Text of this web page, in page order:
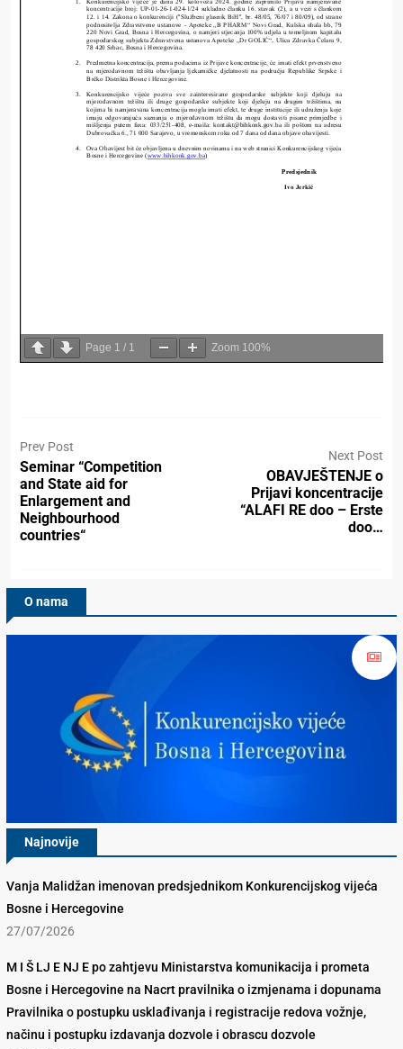
Page 1 / 1 Zoom 100%
Prev Post
Seminar “Competition
and State aid for
Enlargement and
Neighbourhood
countries“
Next Post
OBAVJEŠTENJE o
Prijavi koncentracije
“ALAFI RE doo – Erste
doo…
O nama
Najnovije
Vanja Malidžan imenovan predsjednikom Konkurencijskog vijeća
Bosne i Hercegovine
27/07/2026
M I Š LJ E NJ E po zahtjevu Ministarstva komunikacija i prometa
Bosne i Hercegovine na Nacrt pravilnika o izmjenama i dopunama
Pravilnika o postupku usklađivanja i registracije redova vožnje,
načinu i postupku izdavanja dozvole i obrascu dozvole